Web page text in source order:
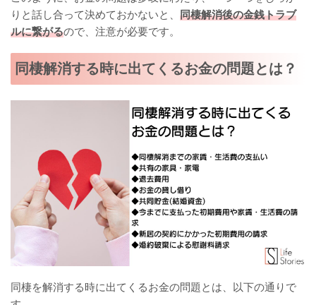
りと話し合って決めておかないと、 同棲解消後の金銭トラブ
ルに繋がるので、注意が必要です。
同棲解消する時に出てくるお金の問題とは？
同棲を解消する時に出てくるお金の問題とは、以下の通りで